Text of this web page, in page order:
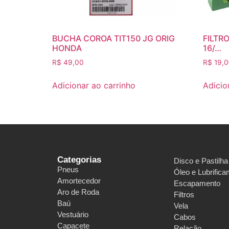
BUCHA COROA TIT150 JG ORIG
HONDA
R$ 49,00
Adicionar ao carrinho
16/…
R$
Categorias
Pneus
Amortecedor
Aro de Roda
Baú
Vestuário
Capacete
Disco e Pastilha
Óleo e
Escapamento
Filtros
Vela
Cabos